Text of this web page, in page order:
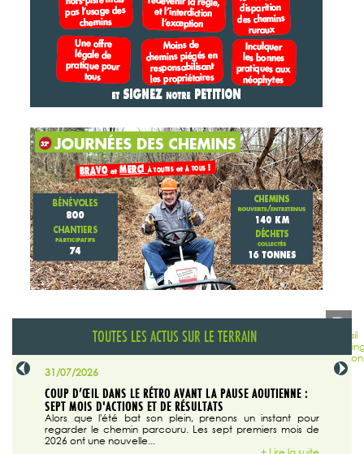
TOUTES LES ACTUS SUR LE TERRAIN
31/07/2026
COUP D’ŒIL DANS LE RÉTRO AVANT LA PAUSE AOUTIENNE :
SEPT MOIS D'ACTIONS ET DE RÉSULTATS
Alors que l'été bat son plein, prenons un instant pour
regarder le chemin parcouru. Les sept premiers mois de
2026 ont une nouvelle...
29/07/